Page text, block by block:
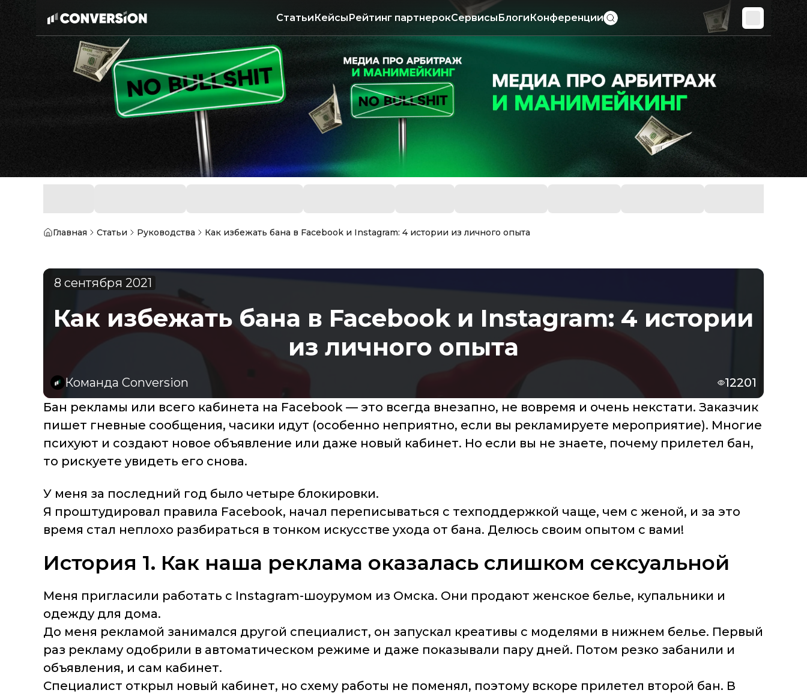
СтатьиКейсыРейтинг партнерокСервисыБлогиКонференции
Главная Статьи Руководства Как избежать бана в Facebook и Instagram: 4 истории из личного опыта
8 сентября 2021
Как избежать бана в Facebook и Instagram: 4 истории
из личного опыта
Команда Conversion
12201
Бан рекламы или всего кабинета на Facebook — это всегда внезапно, не вовремя и очень некстати. Заказчик
пишет гневные сообщения, часики идут (особенно неприятно, если вы рекламируете мероприятие). Многие
психуют и создают новое объявление или даже новый кабинет. Но если вы не знаете, почему прилетел бан,
то рискуете увидеть его снова.
У меня за последний год было четыре блокировки.
Я проштудировал правила Facebook, начал переписываться с техподдержкой чаще, чем с женой, и за это
время стал неплохо разбираться в тонком искусстве ухода от бана. Делюсь своим опытом с вами!
История 1. Как наша реклама оказалась слишком сексуальной
Меня пригласили работать с Instagram-шоурумом из Омска. Они продают женское белье, купальники и
одежду для дома.
До меня рекламой занимался другой специалист, он запускал креативы с моделями в нижнем белье. Первый
раз рекламу одобрили в автоматическом режиме и даже показывали пару дней. Потом резко забанили и
объявления, и сам кабинет.
Специалист открыл новый кабинет, но схему работы не поменял, поэтому вскоре прилетел второй бан. В